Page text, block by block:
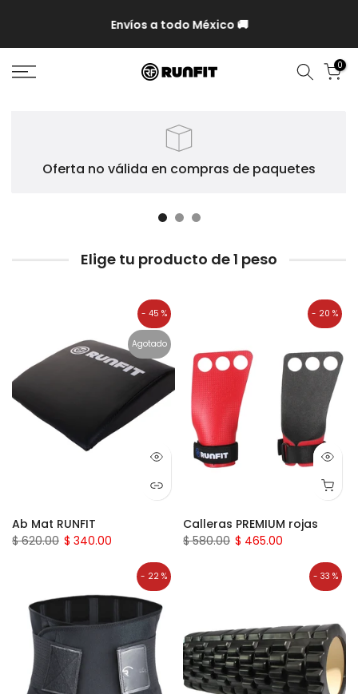
Envíos a todo México 🚚
0
Oferta no válida en compras de paquetes
Elige tu producto de 1 peso
- 45 %
Agotado
Ab Mat RUNFIT
$ 620.00 $ 340.00
- 20 %
Calleras PREMIUM rojas
$ 580.00 $ 465.00
- 22 % - 33 %